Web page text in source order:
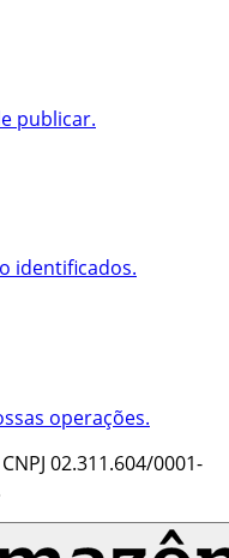
publicar.
identificados.
operações.
02.311.604/0001-